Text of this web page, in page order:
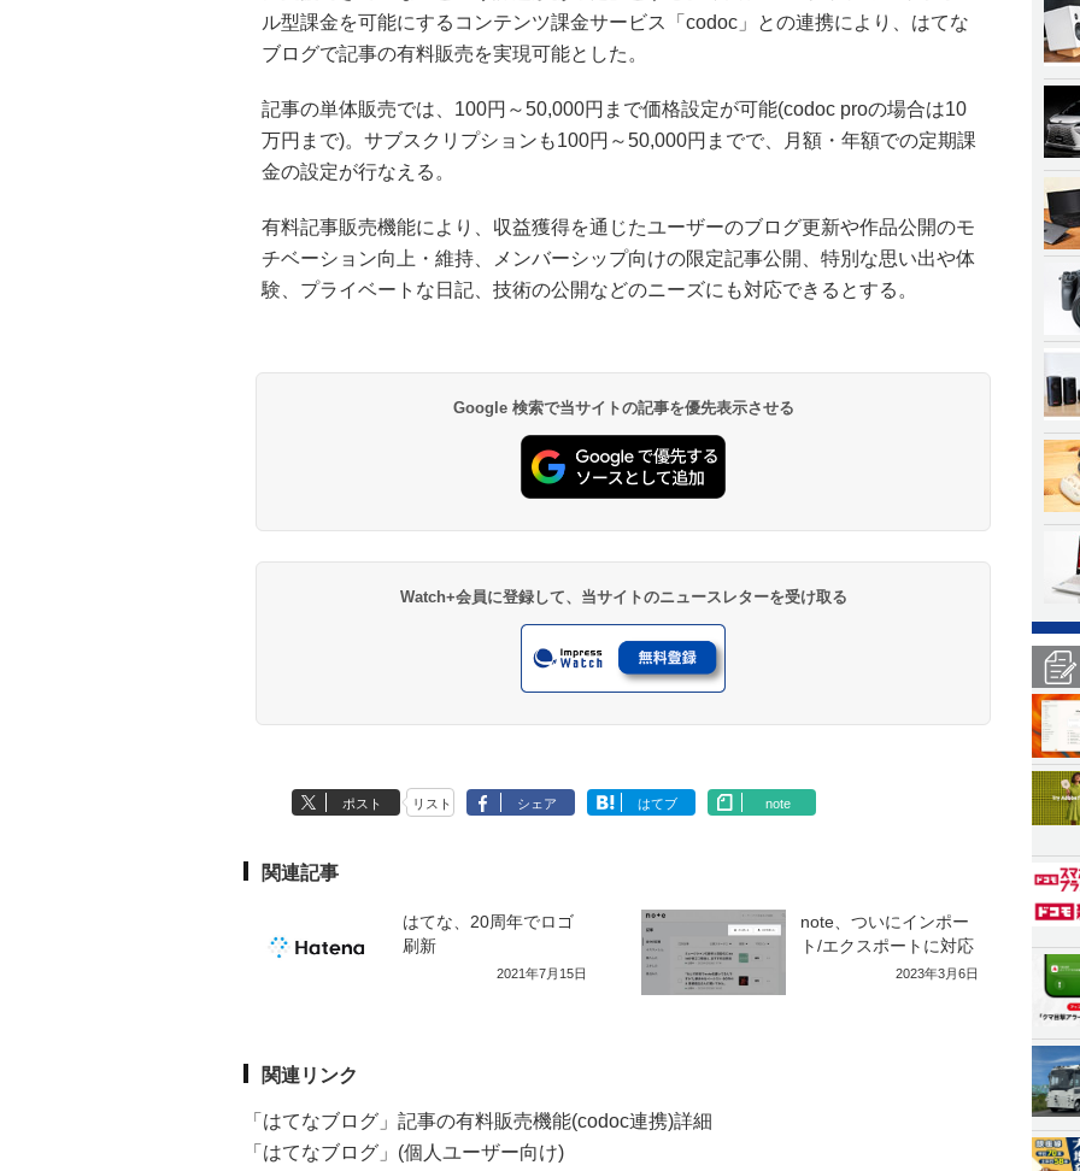
ル型課金を可能にするコンテンツ課金サービス「codoc」との連携により、はてな
ブログで記事の有料販売を実現可能とした。
記事の単体販売では、100円～50,000円まで価格設定が可能(codoc proの場合は10
万円まで)。サブスクリプションも100円～50,000円までで、月額・年額での定期課
金の設定が行なえる。
有料記事販売機能により、収益獲得を通じたユーザーのブログ更新や作品公開のモ
チベーション向上・維持、メンバーシップ向けの限定記事公開、特別な思い出や体
験、プライベートな日記、技術の公開などのニーズにも対応できるとする。
Google 検索で当サイトの記事を優先表示させる
Watch+会員に登録して、当サイトのニュースレターを受け取る
ポスト リスト シェア はてブ note
関連記事
はてな、20周年でロゴ
刷新
2021年7月15日
note、ついにインポー
ト/エクスポートに対応
2023年3月6日
関連リンク
「はてなブログ」記事の有料販売機能(codoc連携)詳細
「はてなブログ」(個人ユーザー向け)